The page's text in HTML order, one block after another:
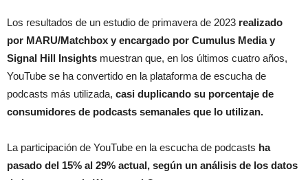
Los resultados de un estudio de primavera de 2023 realizado
por MARU/Matchbox y encargado por Cumulus Media y
Signal Hill Insights muestran que, en los últimos cuatro años,
YouTube se ha convertido en la plataforma de escucha de
podcasts más utilizada, casi duplicando su porcentaje de
consumidores de podcasts semanales que lo utilizan.
La participación de YouTube en la escucha de podcasts ha
pasado del 15% al 29% actual, según un análisis de los datos